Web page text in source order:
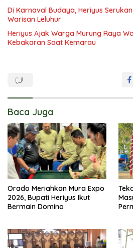
Di Karnaval Budaya, Heriyus
Warisan Leluhur
Heriyus Ajak Warga Murung Raya
Kebakaran Saat Kemarau
Baca Juga
Orado Meriahkan Mura Expo
2026, Bupati Heriyus Ikut
Bermain Domino